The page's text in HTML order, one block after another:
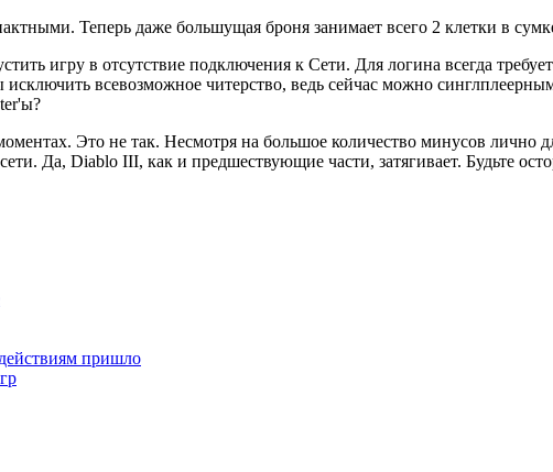
Теперь даже большущая броня занимает всего 2 клетки в
игру в отсутствие подключения к Сети. Для логина всегда
всевозможное читерство, ведь сейчас можно
Это не так. Несмотря на большое количество минусов лично
Да, Diablo III, как и предшествующие части, затягивает. Будьте
пришло